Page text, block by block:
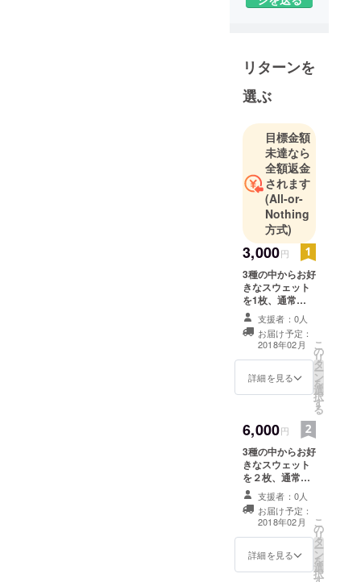
作品を制
作・発表・
販売してお
ります。
リターンを
選ぶ
目標金額
未達なら
全額返金
されます
(All-or-
Nothing
方式)
3,000円
3種の中からお好
きなスウェット
を1枚、通常
￥4000のものを
¥3000として提
供させていただ
きます。
支援者：0人
お届け予定：
2018年02月
詳細を見る
こ
の
リ
タ
ー
ン
を
選
択
す
る
6,000円
3種の中からお好
きなスウェット
を２枚、通常
￥4000のものを
¥3000として提
供させていただ
きます。
支援者：0人
お届け予定：
2018年02月
詳細を見る
こ
の
リ
タ
ー
ン
を
選
択